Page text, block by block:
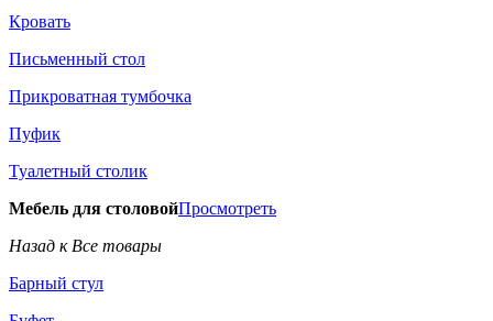
Кровать
Письменный стол
Прикроватная тумбочка
Пуфик
Туалетный столик
Мебель для столовойПросмотреть
Назад к Все товары
Барный стул